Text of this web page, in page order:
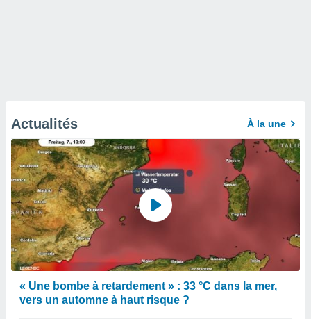
Actualités À la une
« Une bombe à retardement » : 33 °C dans la mer,
vers un automne à haut risque ?